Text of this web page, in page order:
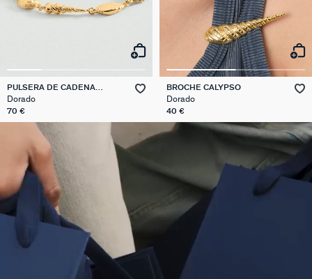
PULSERA DE CADENA
CALYPSO
Dorado
70 €
BROCHE CALYPSO
Dorado
40 €